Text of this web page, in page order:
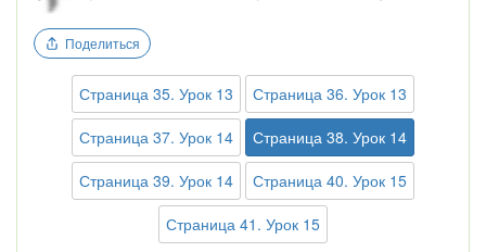
Поделиться
Страница 35. Урок 13
Страница 36. Урок 13
Страница 37. Урок 14
Страница 38. Урок 14
Страница 39. Урок 14
Страница 40. Урок 15
Страница 41. Урок 15